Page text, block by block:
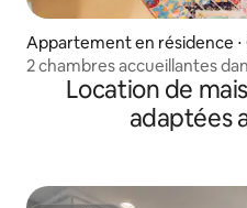
Appartement en résidence ⋅
2 chambres accueillantes
Chicago !Location de
adaptées